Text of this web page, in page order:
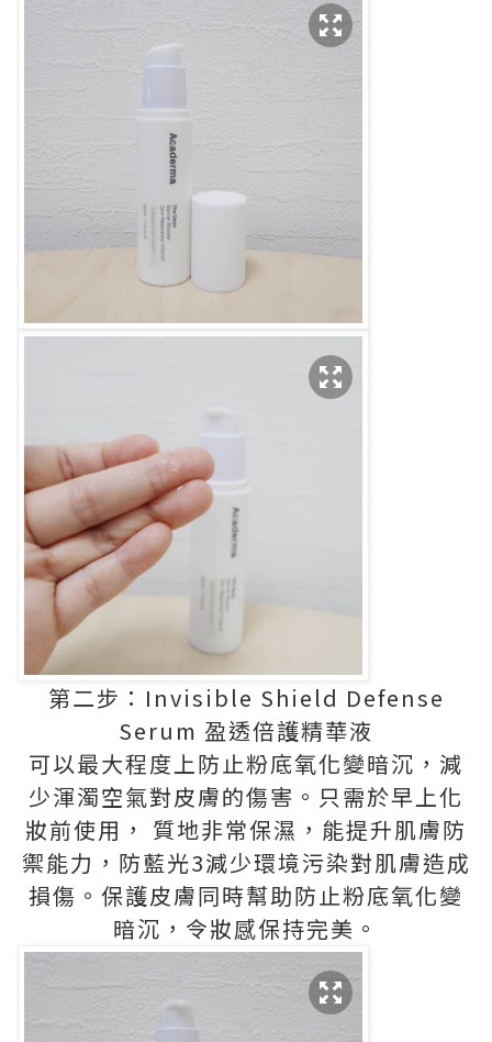
第二步：Invisible Shield Defense
Serum 盈透倍護精華液
可以最大程度上防止粉底氧化變暗沉，減
少渾濁空氣對皮膚的傷害。只需於早上化
妝前使用， 質地非常保濕，能提升肌膚防
禦能力，防藍光3減少環境污染對肌膚造成
損傷。保護皮膚同時幫助防止粉底氧化變
暗沉，令妝感保持完美。